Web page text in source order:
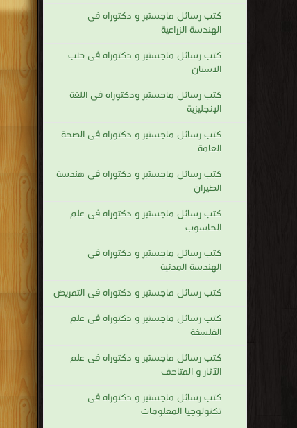
كتب رسائل ماجستير و دكتوراه فى
الهندسة الزراعية
كتب رسائل ماجستير و دكتوراه فى طب
الاسنان
كتب رسائل ماجستير ودكتوراه فى اللغة
الإنجليزية
كتب رسائل ماجستير و دكتوراه فى الصحة
العامة
كتب رسائل ماجستير و دكتوراه فى هندسة
الطيران
كتب رسائل ماجستير و دكتوراه فى علم
الحاسوب
كتب رسائل ماجستير و دكتوراه فى
الهندسة المدنية
كتب رسائل ماجستير و دكتوراه فى التمريض
كتب رسائل ماجستير و دكتوراه فى علم
الفلسفة
كتب رسائل ماجستير و دكتوراه فى علم
الآثار و المتاحف
كتب رسائل ماجستير و دكتوراه فى
تكنولوجيا المعلومات